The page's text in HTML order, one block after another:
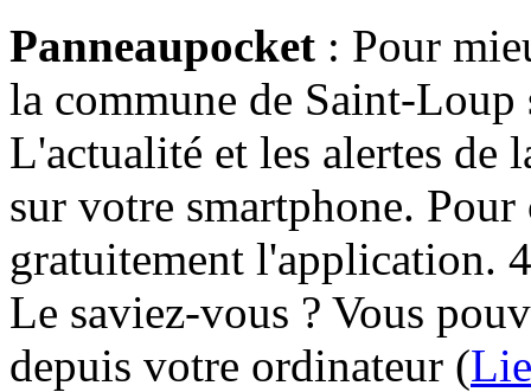
Panneaupocket : Pour
la commune de Saint-Loup
L'actualité et les alertes de
sur votre smartphone.
gratuitement l'application.
Le saviez-vous ? Vous
depuis votre ordinateur (